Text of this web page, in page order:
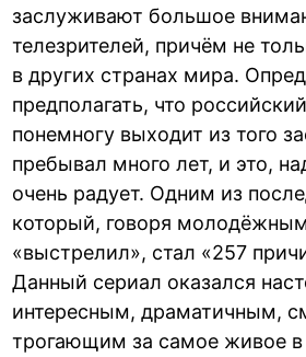
заслуживают большое
телезрителей, причём не
в других странах мира.
предполагать, что
понемногу выходит из того
пребывал много лет, и это,
очень радует. Одним из
который, говоря
«выстрелил», стал «257
Данный сериал оказался
интересным, драматичным,
трогающим за самое живое в